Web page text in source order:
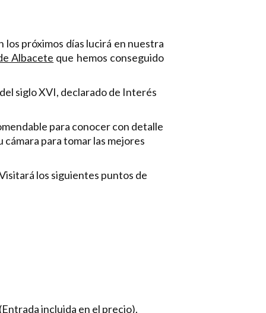
próximos días lucirá en nuestra
Albacete que hemos conseguido
siglo XVI, declarado de Interés
para conocer con detalle
para tomar las mejores
los siguientes puntos de
incluida en el precio).